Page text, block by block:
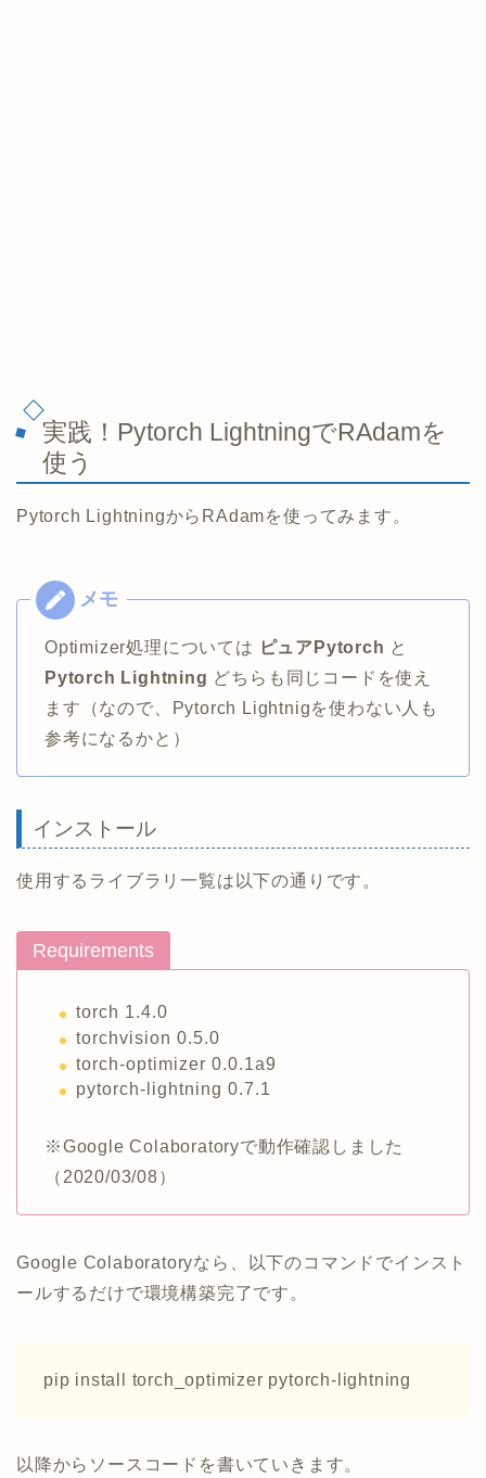
実践！Pytorch LightningでRAdamを
使う
Pytorch LightningからRAdamを使ってみます。
Optimizer処理については ピュアPytorch と
Pytorch Lightning どちらも同じコードを使え
ます（なので、Pytorch Lightnigを使わない人も
参考になるかと）
インストール
使用するライブラリ一覧は以下の通りです。
Requirements
torch 1.4.0
torchvision 0.5.0
torch-optimizer 0.0.1a9
pytorch-lightning 0.7.1
※Google Colaboratoryで動作確認しました
（2020/03/08）
Google Colaboratoryなら、以下のコマンドでインスト
ールするだけで環境構築完了です。
pip install torch_optimizer pytorch-lightning
以降からソースコードを書いていきます。